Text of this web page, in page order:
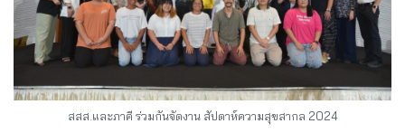
สสส.และภาคี ร่วมกันจัดงาน สัปดาห์ความสุขสากล 2024